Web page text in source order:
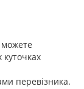
перевізника.